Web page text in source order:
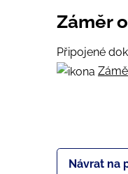
Záměr
Připojené
Návrat na